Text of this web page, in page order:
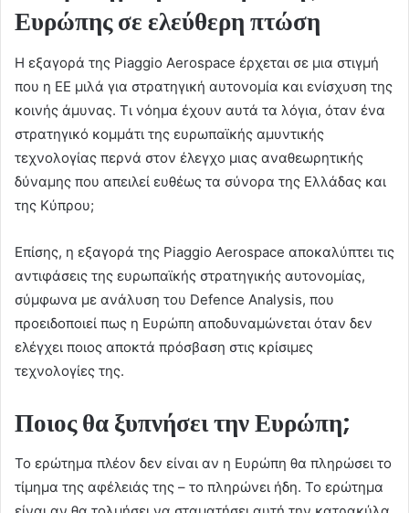
Ευρώπης σε ελεύθερη πτώση
Η εξαγορά της Piaggio Aerospace έρχεται σε μια στιγμή
που η ΕΕ μιλά για στρατηγική αυτονομία και ενίσχυση της
κοινής άμυνας. Τι νόημα έχουν αυτά τα λόγια, όταν ένα
στρατηγικό κομμάτι της ευρωπαϊκής αμυντικής
τεχνολογίας περνά στον έλεγχο μιας αναθεωρητικής
δύναμης που απειλεί ευθέως τα σύνορα της Ελλάδας και
της Κύπρου;
Επίσης, η εξαγορά της Piaggio Aerospace αποκαλύπτει τις
αντιφάσεις της ευρωπαϊκής στρατηγικής αυτονομίας,
σύμφωνα με ανάλυση του Defence Analysis, που
προειδοποιεί πως η Ευρώπη αποδυναμώνεται όταν δεν
ελέγχει ποιος αποκτά πρόσβαση στις κρίσιμες
τεχνολογίες της.
Ποιος θα ξυπνήσει την Ευρώπη;
Το ερώτημα πλέον δεν είναι αν η Ευρώπη θα πληρώσει το
τίμημα της αφέλειάς της – το πληρώνει ήδη. Το ερώτημα